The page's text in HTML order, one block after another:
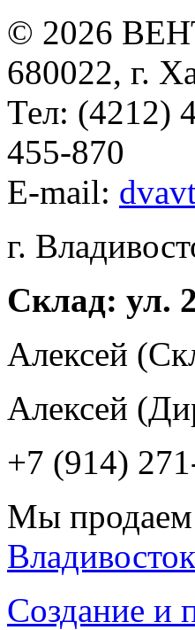
© 2026
680022, г.
Тел: (4212)
455-870
E-mail:
г.
Склад: ул.
Алексей
Алексей
+7 (914)
Мы продаем
Создание и